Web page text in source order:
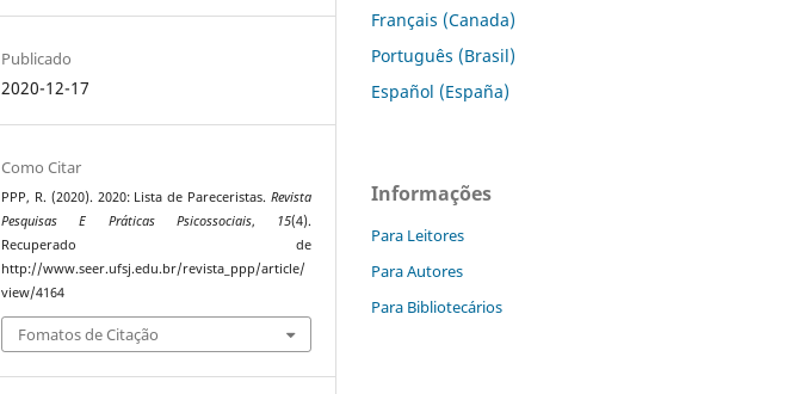
Publicado
2020-12-17
Como Citar
PPP, R. (2020). 2020: Lista de Pareceristas. Revista
Pesquisas E Práticas Psicossociais, 15(4).
Recuperado de
http://www.seer.ufsj.edu.br/revista_ppp/article/
view/4164
Fomatos de Citação
Français (Canada)
Português (Brasil)
Español (España)
Informações
Para Leitores
Para Autores
Para Bibliotecários